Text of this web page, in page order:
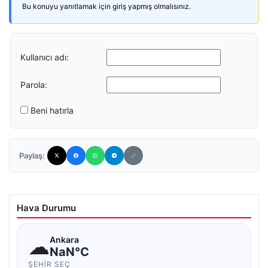
Bu konuyu yanıtlamak için giriş yapmış olmalısınız.
Kullanıcı adı:
Parola:
Beni hatırla
Paylaş:
Hava Durumu
☁Ankara
NaN°C
ŞEHIR SEÇ